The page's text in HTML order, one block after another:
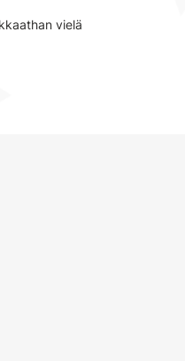
vielä